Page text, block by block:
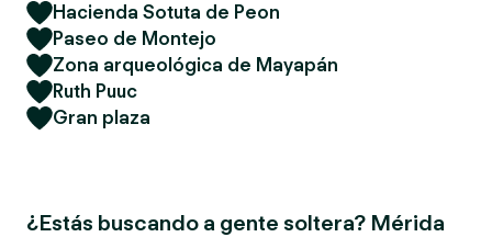
Hacienda Sotuta de Peon
Paseo de Montejo
Zona arqueológica de Mayapán
Ruth Puuc
Gran plaza
¿Estás buscando a gente soltera? Mérida